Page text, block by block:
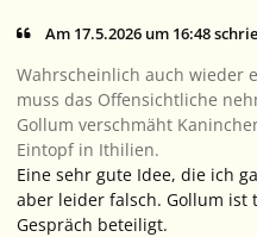
Am 17.5.2026 um 16:48
Wahrscheinlich auch wieder
muss das Offensichtliche
Gollum verschmäht
Eintopf in Ithilien.
Eine sehr gute Idee, die ich
aber leider falsch. Gollum ist
Gespräch beteiligt.